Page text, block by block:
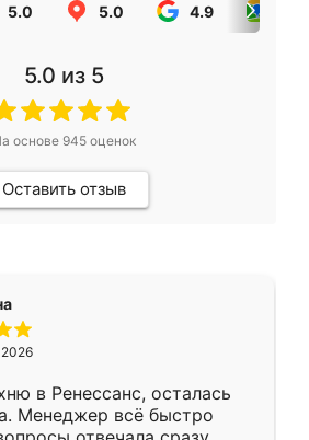
5.0 5.0 4.9
5.0 из 5
основе 945оценок
Оставить отзыв
в Ренессанс, осталась
Менеджер всё быстро